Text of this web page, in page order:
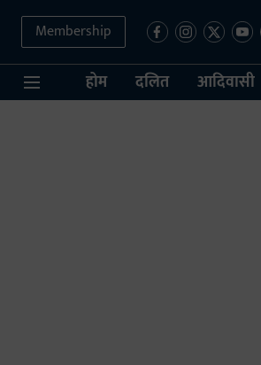
Membership
होम दलित आदिवासी